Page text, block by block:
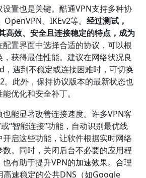
置也是关键。酷通VPN支持多种协
、IKEv2等。 经过测试，
效、安全且连接稳定的特点，成为
配置界面中选择合适的协议，可以根
获得最佳性能。建议在网络状况良
遇到不稳定或连接困难时，可切换
。此外，保持协议版本的最新状态也
优化和安全补丁。
能显著改善连接速度。许多VPN客
“智能连接”功能，自动识别最优线
启这些功能，让软件根据实时网络
。同时，关闭后台不必要的应用程
有助于提升VPN的加速效果。合理
高速稳定的公共DNS（如Google